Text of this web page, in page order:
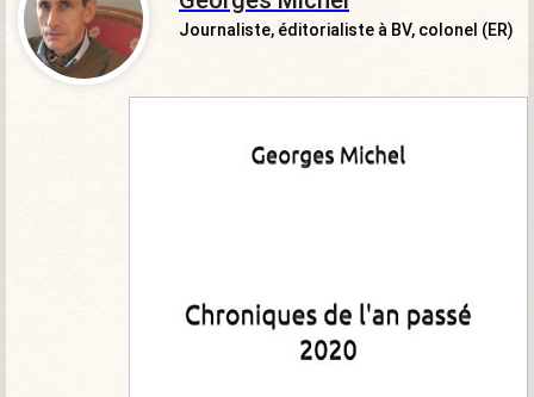
Journaliste, éditorialiste à BV, colonel (ER)